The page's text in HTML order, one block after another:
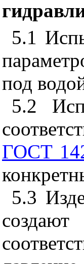
5.1
под
5.2
ГОСТ
5.3